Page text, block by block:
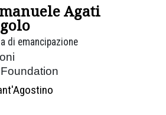
Agati
di emancipazione